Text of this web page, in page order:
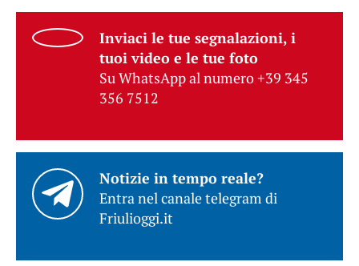
Inviaci le tue segnalazioni, i
tuoi video e le tue foto
Su WhatsApp al numero +39 345
356 7512
Notizie in tempo reale?
Entra nel canale telegram di
Friulioggi.it